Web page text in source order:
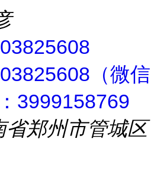
（微信
3999158769
省郑州市管城区